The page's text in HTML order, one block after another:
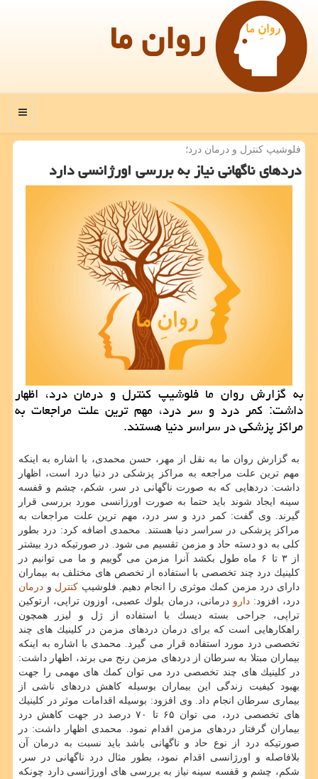
روان ما
منو
فلوشیپ كنترل و درمان درد؛
دردهای ناگهانی نیاز به بررسی اورژانسی دارد
به گزارش روان ما فلوشیپ كنترل و درمان درد، اظهار
داشت: كمر درد و سر درد، مهم ترین علت مراجعات به
مراكز پزشكی در سراسر دنیا هستند.
به گزارش روان ما به نقل از مهر، حسن محمدی، با اشاره به اینكه
مهم ترین علت مراجعه به مراكز پزشكی در دنیا درد است، اظهار
داشت: دردهایی كه به صورت ناگهانی در سر، شكم، چشم و قفسه
سینه ایجاد شوند باید حتما به صورت اورژانسی مورد بررسی قرار
گیرند. وی گفت: كمر درد و سر درد، مهم ترین علت مراجعات به
مراكز پزشكی در سراسر دنیا هستند. محمدی اضافه كرد: درد بطور
كلی به دو دسته حاد و مزمن تقسیم می شود. در صورتیكه درد بیشتر
از ۳ تا ۶ ماه طول بكشد آنرا مزمن می گوییم و ما می توانیم در
كلینیك درد چند تخصصی با استفاده از تخصص های مختلف به بیماران
دارای درد مزمن كمك موثری را انجام دهیم. فلوشیپ كنترل و درمان
درد، افزود:دارو درمانی، درمان بلوك عصبی، اوزون تراپی، ارتوكین
تراپی، جراحی بسته دیسك با استفاده از ژل و لیزر همچون
راهكارهایی است كه برای درمان دردهای مزمن در كلینیك های چند
تخصصی درد مورد استفاده قرار می گیرد. محمدی با اشاره به اینكه
بیماران مبتلا به سرطان از دردهای مزمن رنج می برند، اظهار داشت:
در كلینیك های چند تخصصی درد می توان كمك های مهمی را جهت
بهبود كیفیت زندگی این بیماران بوسیله كاهش دردهای ناشی از
بیماری سرطان انجام داد. وی افزود: بوسیله اقدامات موثر در كلینیك
های تخصصی درد، می توان ۶۵ تا ۷۰ درصد در جهت كاهش درد
بیماران گرفتار دردهای مزمن اقدام نمود. محمدی اظهار داشت: در
صورتیكه درد از نوع حاد و ناگهانی باشد باید نسبت به درمان آن
بلافاصله و اورژانسی اقدام نمود، بطور مثال درد ناگهانی در سر،
شكم، چشم و قفسه سینه نیاز به بررسی های اورژانسی دارد چونكه